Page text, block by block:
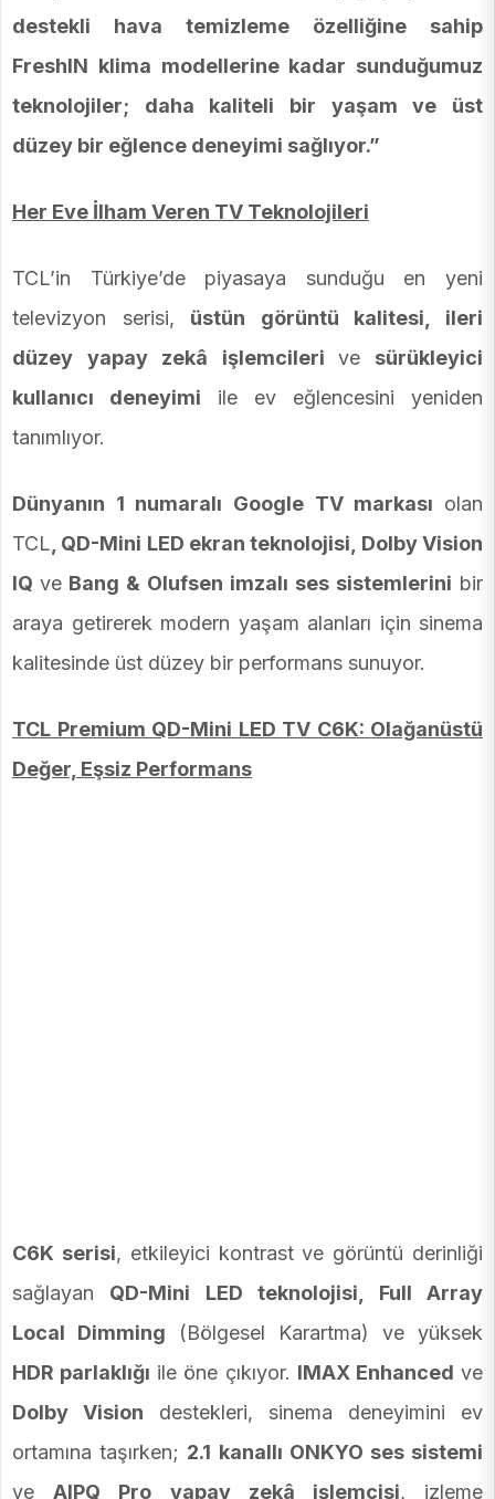
destekli hava temizleme özelliğine sahip
FreshIN klima modellerine kadar sunduğumuz
teknolojiler; daha kaliteli bir yaşam ve üst
düzey bir eğlence deneyimi sağlıyor.”
Her Eve İlham Veren TV Teknolojileri
TCL’in Türkiye’de piyasaya sunduğu en yeni
televizyon serisi, üstün görüntü kalitesi, ileri
düzey yapay zekâ işlemcilerive sürükleyici
kullanıcı deneyimi ile ev eğlencesini yeniden
tanımlıyor.
Dünyanın 1 numaralı Google TV markası olan
TCL, QD-Mini LED ekran teknolojisi, Dolby Vision
IQ ve Bang & Olufsen imzalı ses sistemlerini bir
araya getirerek modern yaşam alanları için sinema
kalitesinde üst düzey bir performans sunuyor.
TCL Premium QD-Mini LED TV C6K: Olağanüstü
Değer, Eşsiz Performans
C6K serisi, etkileyici kontrast ve görüntü derinliği
sağlayan QD-Mini LED teknolojisi, Full Array
Local Dimming (Bölgesel Karartma) ve yüksek
HDR parlaklığı ile öne çıkıyor. IMAX Enhanced ve
Dolby Vision destekleri, sinema deneyimini ev
ortamına taşırken; 2.1 kanallı ONKYO ses sistemi
veAIPQ Pro yapay zekâ işlemcisi, izleme